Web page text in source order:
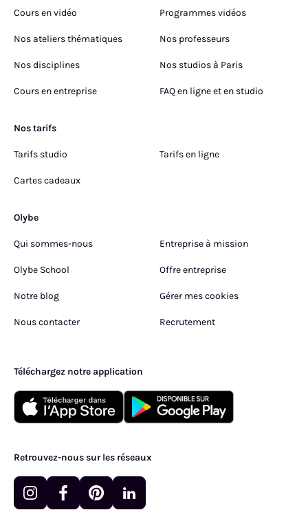
Cours en vidéo Programmes vidéos
Nos ateliers thématiques Nos professeurs
Nos disciplines Nos studios à Paris
Cours en entreprise FAQ en ligne et en studio
Nos tarifs
Tarifs studio Tarifs en ligne
Cartes cadeaux
Olybe
Qui sommes-nous Entreprise à mission
Olybe School Offre entreprise
Notre blog Gérer mes cookies
Nous contacter Recrutement
Téléchargez notre application
Retrouvez-nous sur les réseaux